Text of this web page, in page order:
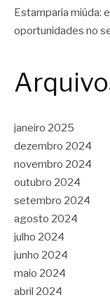
Estamparia miúda:
oportunidades no
janeiro 2025
dezembro 2024
novembro 2024
outubro 2024
setembro 2024
agosto 2024
julho 2024
junho 2024
maio 2024
abril 2024